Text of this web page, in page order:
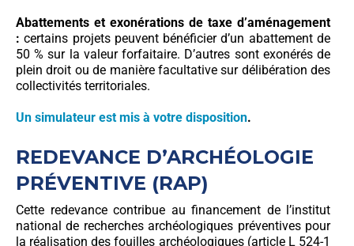
Abattements et exonérations de taxe d’aménagement
: certains projets peuvent bénéficier d’un abattement de
50 % sur la valeur forfaitaire. D’autres sont exonérés de
plein droit ou de manière facultative sur délibération des
collectivités territoriales.
Un simulateur est mis à votre disposition.
REDEVANCE D’ARCHÉOLOGIE
PRÉVENTIVE (RAP)
Cette redevance contribue au financement de l’institut
national de recherches archéologiques préventives pour
la réalisation des fouilles archéologiques (article L 524-1